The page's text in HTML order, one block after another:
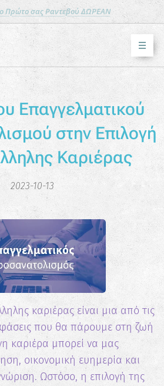
Πρώτο σας Ραντεβού ΔΩΡΕΑΝ
Επαγγελματικού
στην Επιλογή
Καριέρας
2023-10-13
καριέρας είναι μια από τις
που θα πάρουμε στη ζωή
καριέρα μπορεί να μας
οικονομική ευημερία και
Ωστόσο, η επιλογή της